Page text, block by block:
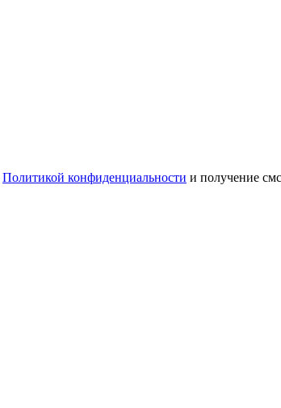
Политикой конфиденциальности и получение